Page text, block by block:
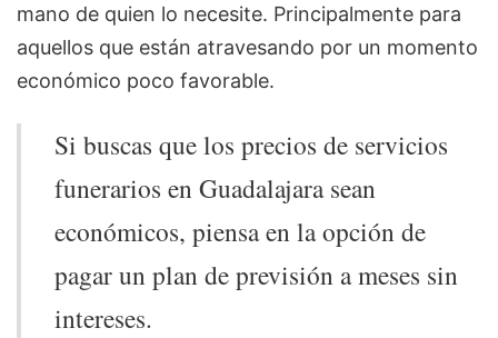
mano de quien lo necesite. Principalmente para
aquellos que están atravesando por un momento
económico poco favorable.
Si buscas que los precios de servicios
funerarios en Guadalajara sean
económicos, piensa en la opción de
pagar un plan de previsión a meses sin
intereses.